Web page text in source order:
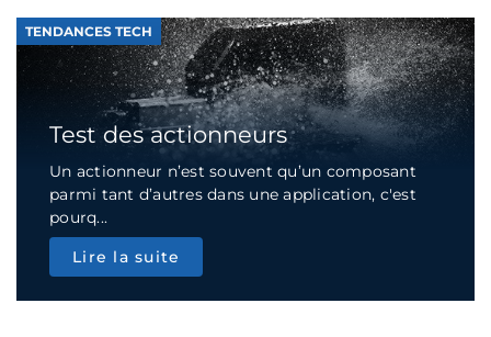
TENDANCES TECH
Test des actionneurs
Un actionneur n’est souvent qu’un composant
parmi tant d’autres dans une application, c'est
pourq...
Lire la suite